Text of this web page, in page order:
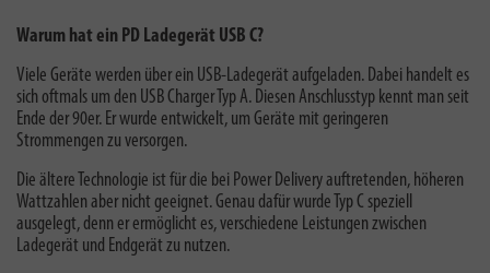
Warum hat ein PD Ladegerät USB C?
Viele Geräte werden über ein USB-Ladegerät aufgeladen. Dabei handelt es
sich oftmals um den USB Charger Typ A. Diesen Anschlusstyp kennt man seit
Ende der 90er. Er wurde entwickelt, um Geräte mit geringeren
Strommengen zu versorgen.
Die ältere Technologie ist für die bei Power Delivery auftretenden, höheren
Wattzahlen aber nicht geeignet. Genau dafür wurde Typ C speziell
ausgelegt, denn er ermöglicht es, verschiedene Leistungen zwischen
Ladegerät und Endgerät zu nutzen.